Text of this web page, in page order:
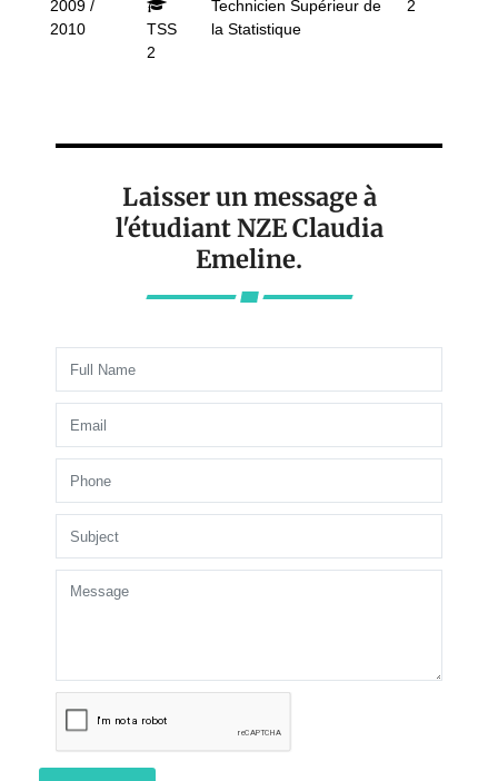
2009 /
2010
TSS
2
Technicien Supérieur de
la Statistique
2
Laisser un message à
l'étudiant NZE Claudia
Emeline.